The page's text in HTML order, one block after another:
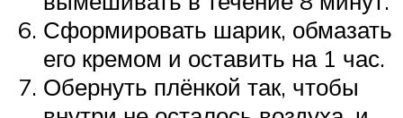
Сформировать шарик, обмазать
его кремом и оставить на 1 час.
Обернуть плёнкой так, чтобы